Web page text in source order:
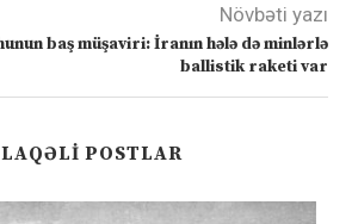
Növbəti yazı
baş müşaviri: İranın hələ də minlərlə
ballistik raketi var
POSTLAR